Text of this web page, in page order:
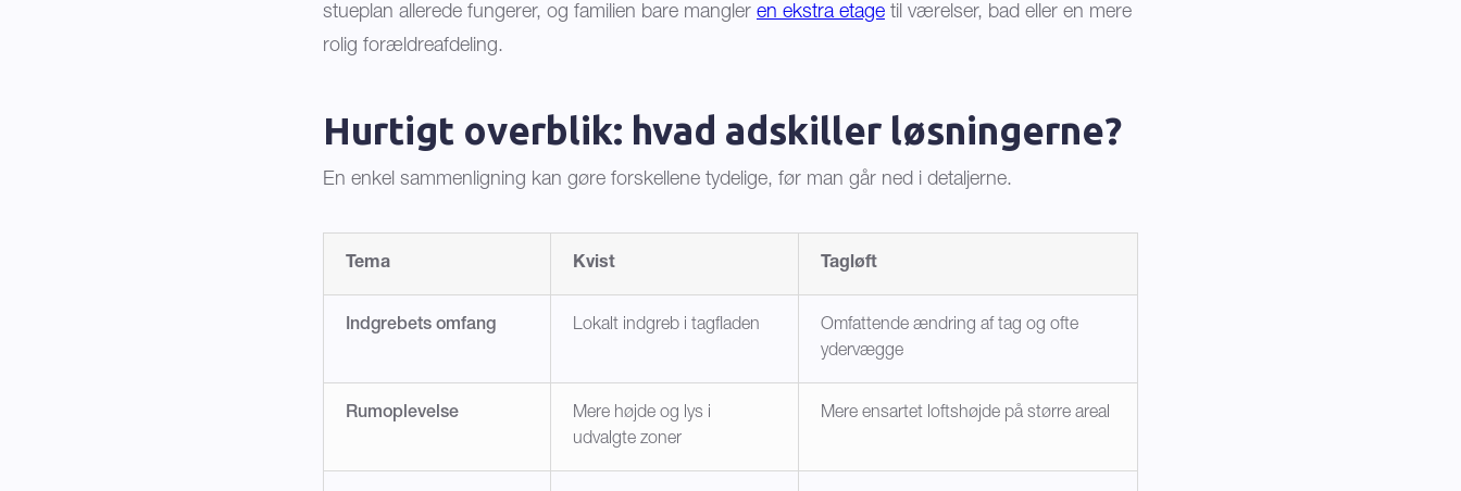
stueplan allerede fungerer, og familien bare mangler en ekstra etage til værelser, bad eller en mere
rolig forældreafdeling.
Hurtigt overblik: hvad adskiller løsningerne?
En enkel sammenligning kan gøre forskellene tydelige, før man går ned i detaljerne.
Tema Kvist Tagløft
Indgrebets omfang Lokalt indgreb i tagfladen
Omfattende ændring af tag og ofte
ydervægge
Rumoplevelse
Mere højde og lys i
udvalgte zoner
Mere ensartet loftshøjde på større areal